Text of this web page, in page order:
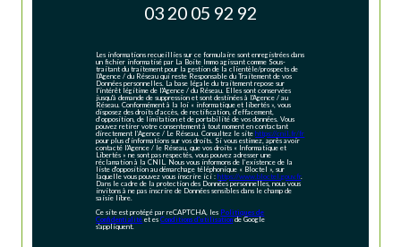
03 20 05 92 92
Les informations recueillies sur ce formulaire sont enregistrées dans
un fichier informatisé par La Boite Immo agissant comme Sous-
traitant du traitement pour la gestion de la clientèle/prospects de
l'Agence / du Réseau qui reste Responsable du Traitement de vos
Données personnelles. La base légale du traitement repose sur
l'intérêt légitime de l'Agence / du Réseau. Elles sont conservées
jusqu'à demande de suppression et sont destinées à l'Agence / au
Réseau. Conformément à la loi « informatique et libertés », vous
disposez des droits d’accès, de rectification, d’effacement,
d’opposition, de limitation et de portabilité de vos données. Vous
pouvez retirer votre consentement à tout moment en contactant
directement l’Agence / Le Réseau. Consultez le sitehttps://cnil.fr/fr
pour plus d’informations sur vos droits. Si vous estimez, après avoir
contacté l'Agence / le Réseau, que vos droits « Informatique et
Libertés » ne sont pas respectés, vous pouvez adresser une
réclamation à la CNIL. Nous vous informons de l’existence de la
liste d'opposition au démarchage téléphonique « Bloctel », sur
laquelle vous pouvez vous inscrire ici :https://www.bloctel.gouv.fr.
Dans le cadre de la protection des Données personnelles, nous vous
invitons à ne pas inscrire de Données sensibles dans le champ de
saisie libre.
Ce site est protégé par reCAPTCHA, les Politiques de
Confidentialité et esConditions d'utilisationde Google
s'appliquent.